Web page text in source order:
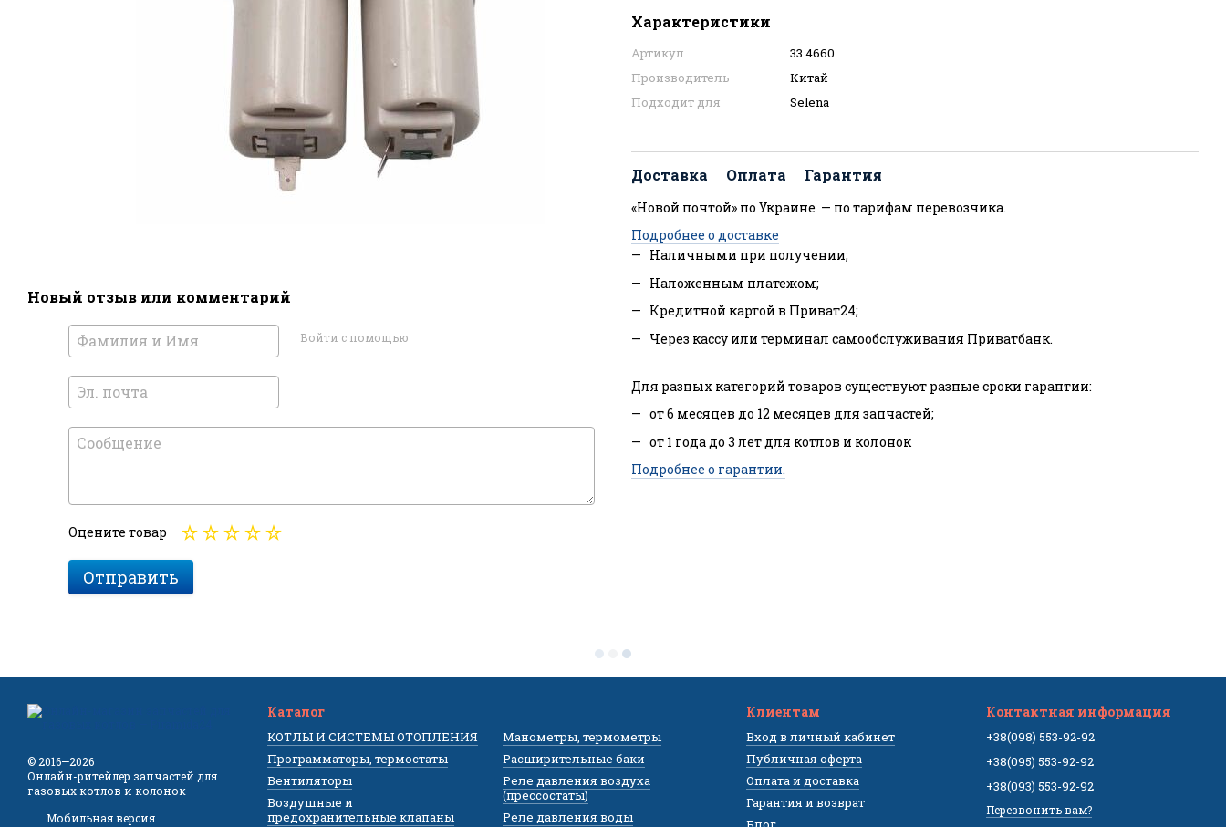
Новый отзыв или комментарий
Войти с помощью
Оцените товар
Отправить
Характеристики
Артикул
33.4660
Производитель
Китай
Подходит для
Selena
Доставка Оплата Гарантия
«Новой почтой» по Украине — по тарифам перевозчика.
Подробнее о доставке
Наличными при получении;
Наложенным платежом;
Кредитной картой в Приват24;
Через кассу или терминал самообслуживания Приватбанк.
Для разных категорий товаров существуют разные сроки гарантии:
от 6 месяцев до 12 месяцев для запчастей;
от 1 года до 3 лет для котлов и колонок
Подробнее о гарантии.
© 2016—2026
Онлайн-ритейлер запчастей для
газовых котлов и колонок
Мобильная версия
Каталог
КОТЛЫ И СИСТЕМЫ ОТОПЛЕНИЯ
Программаторы, термостаты
Вентиляторы
Воздушные и
предохранительные клапаны
Манометры, термометры
Расширительные баки
Реле давления воздуха
(прессостаты)
Реле давления воды
Клиентам
Вход в личный кабинет
Публичная оферта
Оплата и доставка
Гарантия и возврат
Контактная информация
+38(098) 553-92-92
+38(095) 553-92-92
+38(093) 553-92-92
Перезвонить вам?